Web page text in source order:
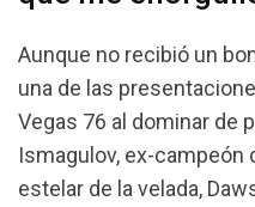
Aunque no recibió un
una de las
Vegas 76 al dominar de
Ismagulov, ex-campeón
estelar de la velada,